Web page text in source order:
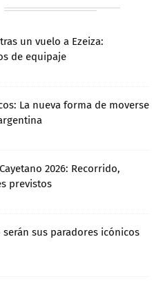
un vuelo a Ezeiza:
de equipaje
La nueva forma de moverse
2026: Recorrido,
previstos
serán sus paradores icónicos